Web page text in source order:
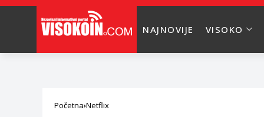
NAJNOVIJE VISOKO
Početna Netflix